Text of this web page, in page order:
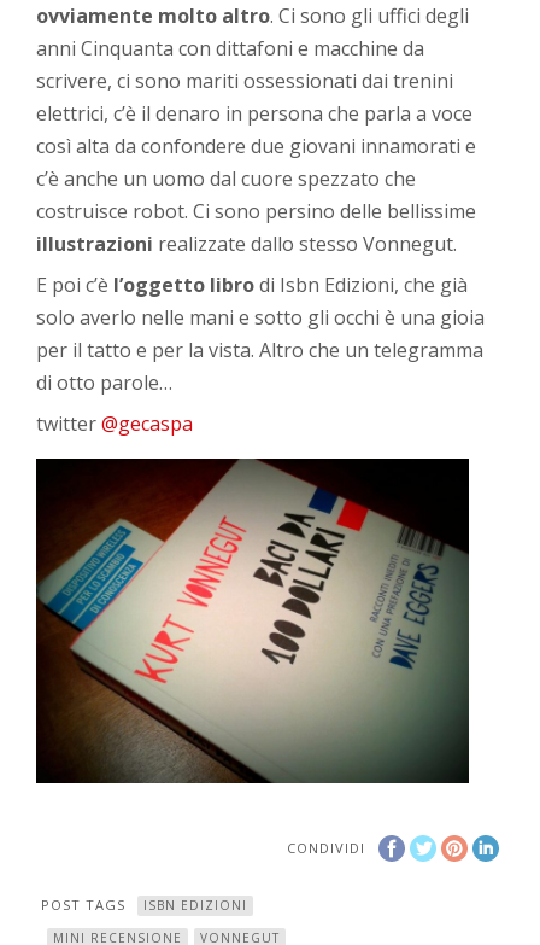
ovviamente molto altro. Ci sono gli uffici degli
anni Cinquanta con dittafoni e macchine da
scrivere, ci sono mariti ossessionati dai trenini
elettrici, c’è il denaro in persona che parla a voce
così alta da confondere due giovani innamorati e
c’è anche un uomo dal cuore spezzato che
costruisce robot. Ci sono persino delle bellissime
illustrazioni realizzate dallo stesso Vonnegut.
E poi c’è l’oggetto librodi Isbn Edizioni, che già
solo averlo nelle mani e sotto gli occhi è una gioia
per il tatto e per la vista. Altro che un telegramma
di otto parole…
twitter@gecaspa
CONDIVIDI
POST TAGS
ISBN EDIZIONI
MINI RECENSIONE
VONNEGUT